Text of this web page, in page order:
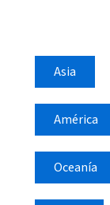
Asia
América
Oceanía